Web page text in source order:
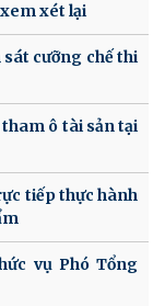
xét lại
sát cưỡng chế thi
ô tài sản tại
tiếp thực hành
vụ Phó Tổng